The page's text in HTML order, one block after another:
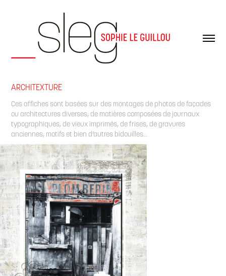
ARCHITEXTURE
Ces affiches sont basées sur des montages de photos de façades
ou architectures diverses, de matières composées de journaux
typographiques, de vieux imprimés, de frises, de gravures
anciennes, motifs et bien d’autres bidouilles…